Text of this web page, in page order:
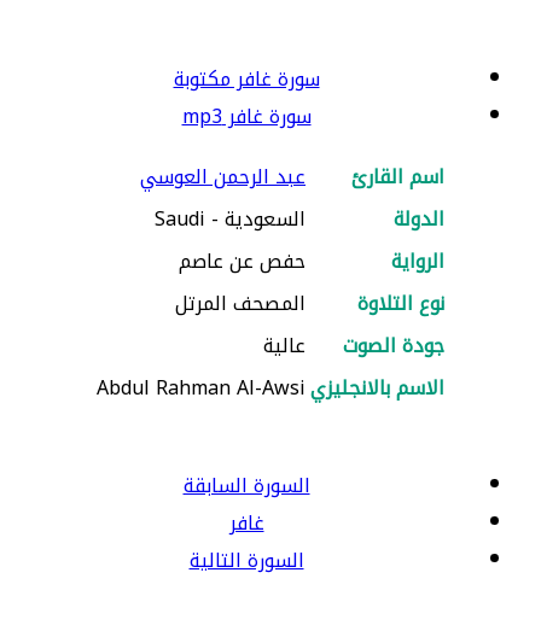
سورة غافر مكتوبة
سورة غافر mp3
اسم القارئ
عبد الرحمن العوسي
الدولة
السعودية - Saudi
الرواية
حفص عن عاصم
نوع التلاوة
المصحف المرتل
جودة الصوت
عالية
الاسم بالانجليزيAbdul Rahman Al-Awsi
السورة السابقة
غافر
السورة التالية